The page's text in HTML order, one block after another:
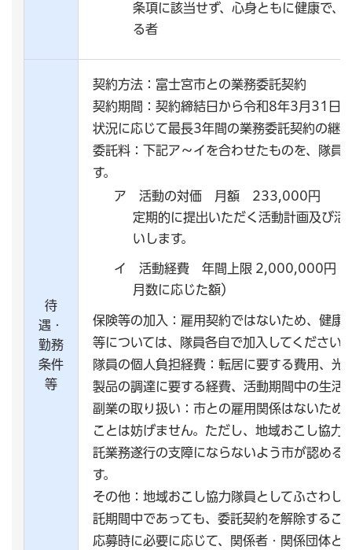
条項に該当せず、心身ともに健康で、
る者
待
遇・
勤務
条件
等
契約方法：富士宮市との業務委託契約
契約期間：契約締結日から令和8年3月31日
状況に応じて最長3年間の業務委託契約の継
委託料：下記ア～イを合わせたものを、隊員
す。
ア 活動の対価 月額 233,000円
定期的に提出いただく活動計画及び
いします。
イ 活動経費 年間上限 2,000,000円（
月数に応じた額）
保険等の加入：雇用契約ではないため、健康
等については、隊員各自で加入してください
隊員の個人負担経費：転居に要する費用、光
製品の調達に要する経費、活動期間中の生活
副業の取り扱い：市との雇用関係はないため
ことは妨げません。ただし、地域おこし協力
託業務遂行の支障にならないよう市が認める
す。
その他：地域おこし協力隊員としてふさわし
託期間中であっても、委託契約を解除するこ
応募時に必要に応じて、関係者・関係団体と